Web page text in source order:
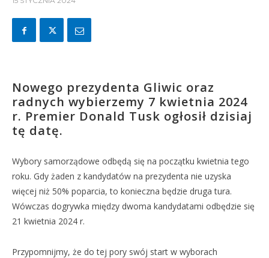
Nowego prezydenta Gliwic oraz
radnych wybierzemy 7 kwietnia 2024
r. Premier Donald Tusk ogłosił dzisiaj
tę datę.
Wybory samorządowe odbędą się na początku kwietnia tego
roku. Gdy żaden z kandydatów na prezydenta nie uzyska
więcej niż 50% poparcia, to konieczna będzie druga tura.
Wówczas dogrywka między dwoma kandydatami odbędzie się
21 kwietnia 2024 r.
Przypomnijmy, że do tej pory swój start w wyborach